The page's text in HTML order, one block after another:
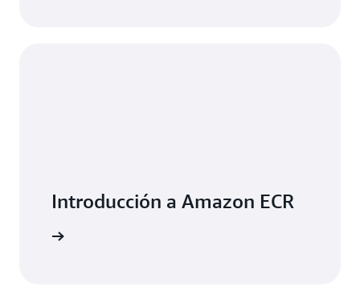
Introducción a Amazon ECR